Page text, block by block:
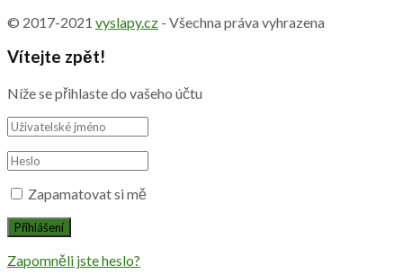
© 2017-2021 vyslapy.cz - Všechna práva vyhrazena
Vítejte zpět!
Níže se přihlaste do vašeho účtu
Zapamatovat si mě
Zapomněli jste heslo?